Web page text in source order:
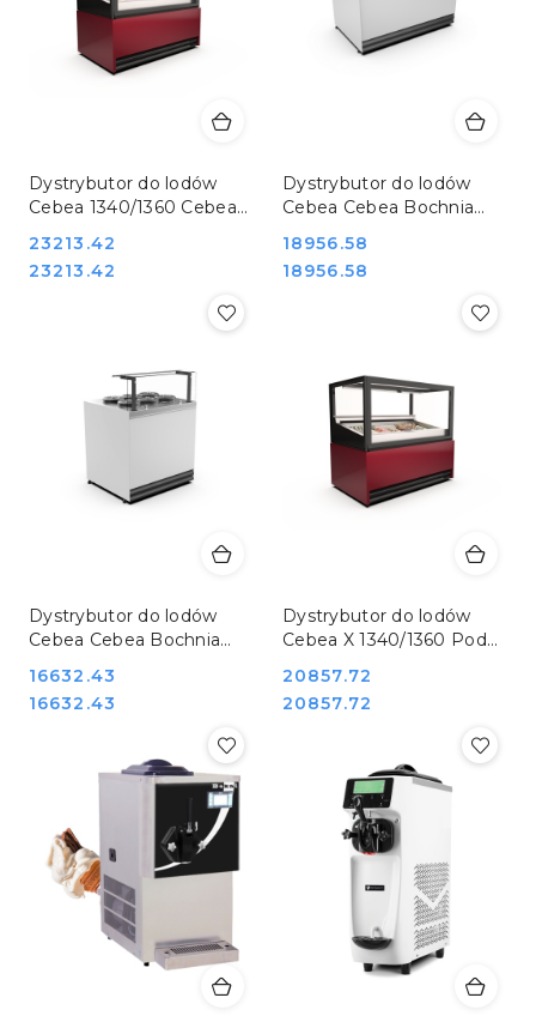
Dystrybutor do lodów
Cebea 1340/1360 Cebea
Cena:
23213.42
Cena:
23213.42
Dystrybutor do lodów
Cebea Cebea Bochnia
Cena:
18956.58
Cena:
18956.58
Dystrybutor do lodów
Cebea Cebea Bochnia
Cena:
16632.43
Cena:
16632.43
Dystrybutor do lodów
Cebea X 1340/1360 Pod
Cebea Bochnia APOLLO
X ZZ
Cena:
20857.72
Cena:
20857.72